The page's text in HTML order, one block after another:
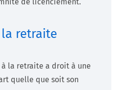
retraite
la retraite a droit à une
quelle que soit son